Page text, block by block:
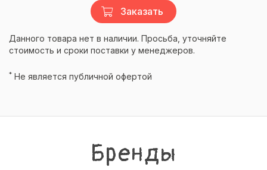
Заказать
Данного товара нет в наличии. Просьба, уточняйте
стоимость и сроки поставки у менеджеров.
* Не является публичной офертой
Бренды